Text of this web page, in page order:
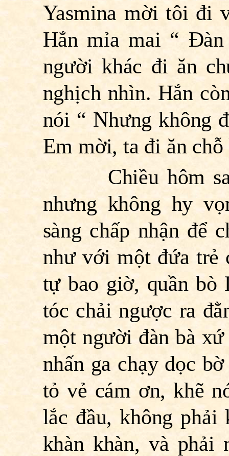
Yasmina mời tôi đi
Hắn mỉa mai “
người khác đi ăn
nghịch nhìn. Hắn
nói “ Nhưng không
Em mời, ta đi ăn chỗ
Chiều hôm sau,
nhưng không hy
sàng chấp nhận để
như với một đứa trẻ
tự bao giờ, quần bò
tóc chải ngược ra
một người đàn bà
nhấn ga chạy dọc
tỏ vẻ cám ơn, khẽ
lắc đầu, không phải
khàn khàn, và